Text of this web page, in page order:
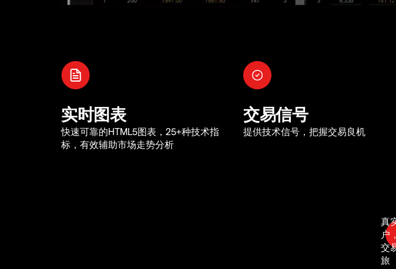
实时图表
快速可靠的HTML5图表，25+种技术指
标，有效辅助市场走势分析
交易信号
提供技术信号，把握交易良机